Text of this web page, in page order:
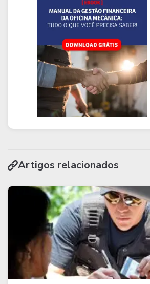
Artigos relacionados